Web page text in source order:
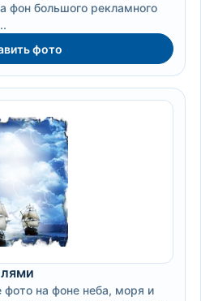
фон большого рекламного
фото
на фоне неба, моря и